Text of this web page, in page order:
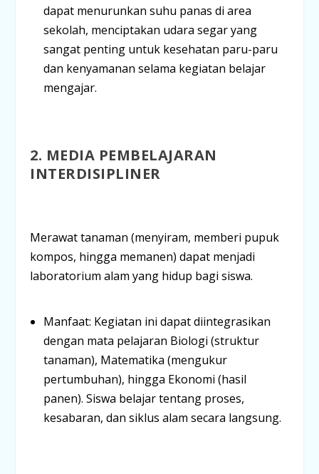
dapat menurunkan suhu panas di area
sekolah, menciptakan udara segar yang
sangat penting untuk kesehatan paru-paru
dan kenyamanan selama kegiatan belajar
mengajar.
2. MEDIA PEMBELAJARAN
INTERDISIPLINER
Merawat tanaman (menyiram, memberi pupuk
kompos, hingga memanen) dapat menjadi
laboratorium alam yang hidup bagi siswa.
Manfaat: Kegiatan ini dapat diintegrasikan
dengan mata pelajaran Biologi (struktur
tanaman), Matematika (mengukur
pertumbuhan), hingga Ekonomi (hasil
panen). Siswa belajar tentang proses,
kesabaran, dan siklus alam secara langsung.